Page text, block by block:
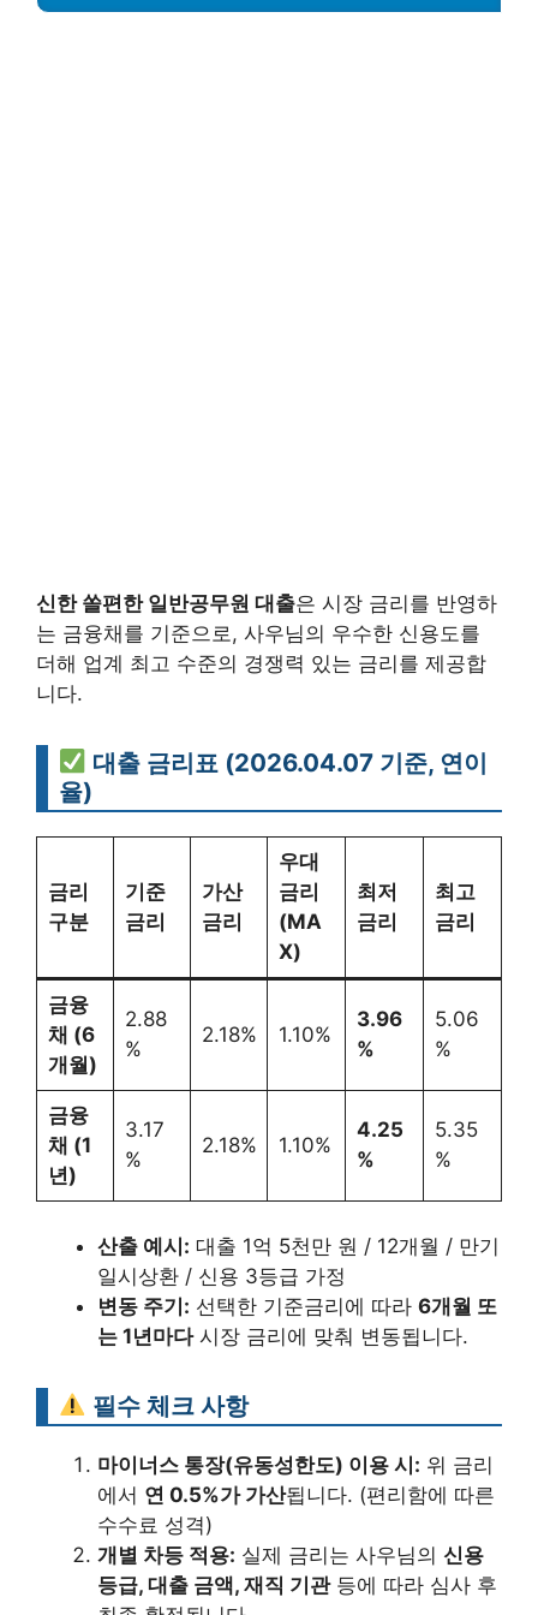
신한 쏠편한 일반공무원 대출은 시장 금리를 반영하
는 금융채를 기준으로, 사우님의 우수한 신용도를
더해 업계 최고 수준의 경쟁력 있는 금리를 제공합
니다.
대출 금리표 (2026.04.07 기준, 연이
율)
금리
구분
기준
금리
가산
금리
우대
금리
(MA
X)
최저
금리
최고
금리
금융
채 (6
개월)
2.88
%
2.18% 1.10%
3.96
%
5.06
%
금융
채 (1
년)
3.17
%
2.18% 1.10%
4.25
%
5.35
%
산출 예시: 대출 1억 5천만 원 / 12개월 / 만기
일시상환 / 신용 3등급 가정
변동 주기: 선택한 기준금리에 따라 6개월 또
는 1년마다시장 금리에 맞춰 변동됩니다.
필수 체크 사항
마이너스 통장(유동성한도) 이용 시: 위 금리
에서 연 0.5%가 가산됩니다. (편리함에 따른
수수료 성격)
개별 차등 적용: 실제 금리는 사우님의 신용
등급, 대출 금액, 재직 기관등에 따라 심사 후